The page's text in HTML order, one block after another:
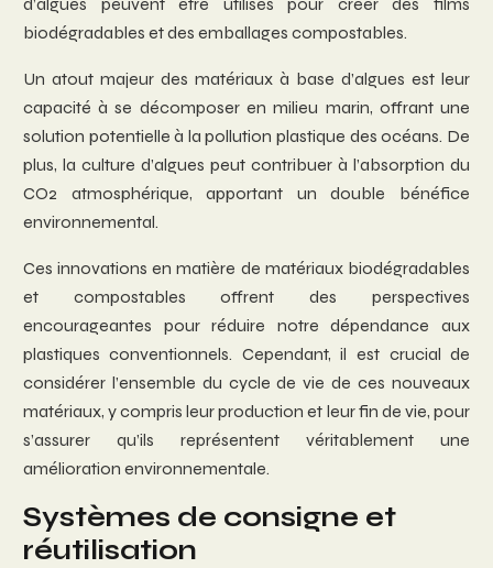
biodégradables et des emballages compostables.
Un atout majeur des matériaux à base d’algues est leur
capacité à se décomposer en milieu marin, offrant une
solution potentielle à la pollution plastique des océans. De
plus, la culture d’algues peut contribuer à l’absorption du
CO2 atmosphérique, apportant un double bénéfice
environnemental.
Ces innovations en matière de matériaux biodégradables
et compostables offrent des perspectives
encourageantes pour réduire notre dépendance aux
plastiques conventionnels. Cependant, il est crucial de
considérer l’ensemble du cycle de vie de ces nouveaux
matériaux, y compris leur production et leur fin de vie, pour
s’assurer qu’ils représentent véritablement une
amélioration environnementale.
Systèmes de consigne et
réutilisation